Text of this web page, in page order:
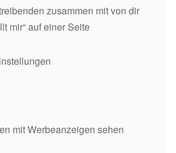
zusammen mit von dir
mir“ auf einer Seite
mit Werbeanzeigen sehen